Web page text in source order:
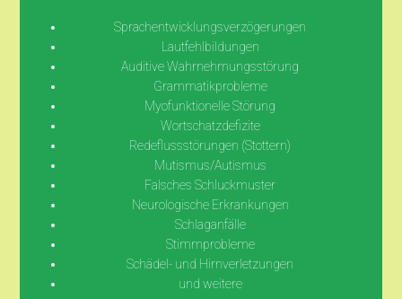
Sprachentwicklungsverzögerungen
Lautfehlbildungen
Auditive Wahrnehmungsstörung
Grammatikprobleme
Myofunktionelle Störung
Wortschatzdefizite
Redeflussstörungen (Stottern)
Mutismus/Autismus
Falsches Schluckmuster
Neurologische Erkrankungen
Schlaganfälle
Stimmprobleme
Schädel- und Hirnverletzungen
und weitere